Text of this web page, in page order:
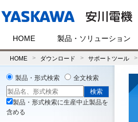
HOME 製品・ソリューション
HOME ダウンロード サポートツール
製品・形式検索 全文検索
製品・形式検索に生産中止製品を
含める